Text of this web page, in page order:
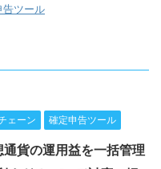
告ツール
ェーン 確定申告ツール
通貨の運用益を一括管理